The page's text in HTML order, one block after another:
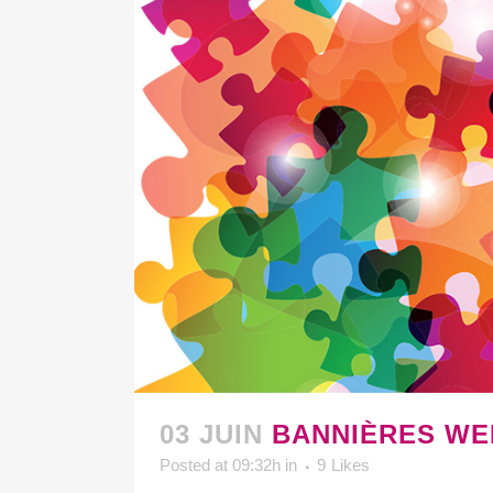
03 JUIN BANNIÈRES
Posted at 09:32h in 9 Likes